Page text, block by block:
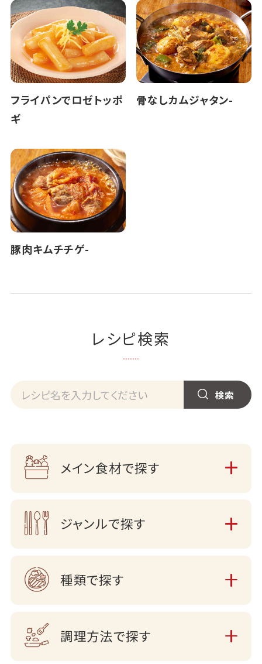
フライパンでロゼトッポ
ギ
骨なしカムジャタン-
豚肉キムチチゲ-
レシピ検索
メイン食材で探す
ジャンルで探す
種類で探す
調理方法で探す